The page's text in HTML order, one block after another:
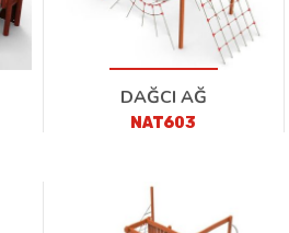
DAĞCI AĞ
NAT603